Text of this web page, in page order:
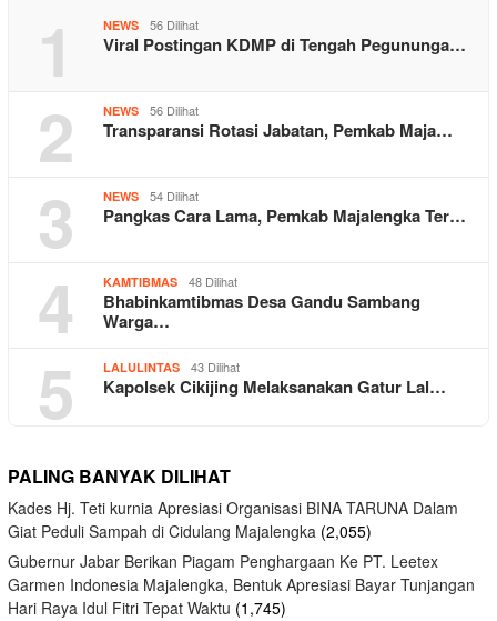
1 NEWS 56 Dilihat
Viral Postingan KDMP di Tengah Pegununga…
2 NEWS 56 Dilihat
Transparansi Rotasi Jabatan, Pemkab Maja…
3 NEWS 54 Dilihat
Pangkas Cara Lama, Pemkab Majalengka Ter…
4 KAMTIBMAS 48 Dilihat
Bhabinkamtibmas Desa Gandu Sambang
Warga…
5 LALULINTAS 43 Dilihat
Kapolsek Cikijing Melaksanakan Gatur Lal…
PALING BANYAK DILIHAT
Kades Hj. Teti kurnia Apresiasi Organisasi BINA TARUNA Dalam
Giat Peduli Sampah di Cidulang Majalengka (2,055)
Gubernur Jabar Berikan Piagam Penghargaan Ke PT. Leetex
Garmen Indonesia Majalengka, Bentuk Apresiasi Bayar Tunjangan
Hari Raya Idul Fitri Tepat Waktu (1,745)